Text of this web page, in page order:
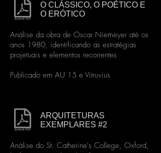
O CLÁSSICO, O POÉTICO E
O ERÓTICO
Análise da obra de Oscar Niemeyer até os
anos 1980, identificando as estratégias
projetuais e elementos recorrentes
Publicado em AU 15 e Vitruvius
ARQUITETURAS
EXEMPLARES #2
Análise do St. Catherine's College, Oxford,